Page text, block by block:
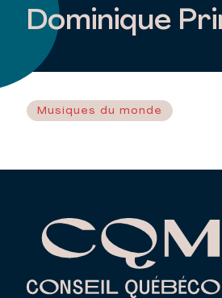
Dominique
Musiques du monde